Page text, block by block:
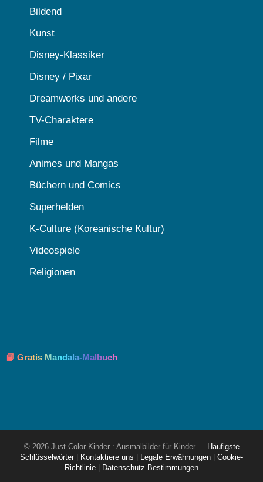
Bildend
Kunst
Disney-Klassiker
Disney / Pixar
Dreamworks und andere
TV-Charaktere
Filme
Animes und Mangas
Büchern und Comics
Superhelden
K-Culture (Koreanische Kultur)
Videospiele
Religionen
📘 Gratis Mandala-Malbuch
© 2026 Just Color Kinder : Ausmalbilder für Kinder
Häufigste
Schlüsselwörter
Kontaktiere uns Legale Erwähnungen
Cookie-
Richtlinie
Datenschutz-Bestimmungen